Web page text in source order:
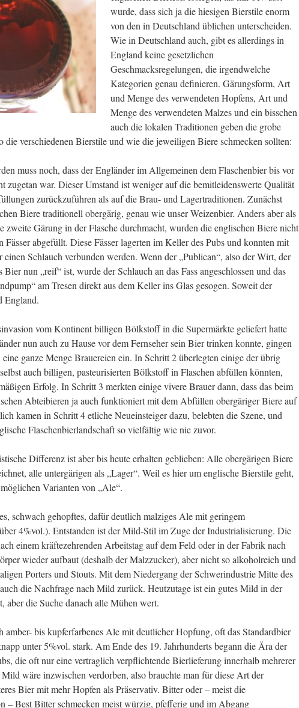
wurde, dass sich ja die hiesigen Bierstile enorm
von den in Deutschland üblichen unterscheiden.
Wie in Deutschland auch, gibt es allerdings in
England keine gesetzlichen
Geschmacksregelungen, die irgendwelche
Kategorien genau definieren. Gärungsform, Art
und Menge des verwendeten Hopfens, Art und
Menge des verwendeten Malzes und ein bisschen
auch die lokalen Traditionen geben die grobe
die verschiedenen Bierstile und wie die jeweiligen Biere schmecken sollten:
muss noch, dass der Engländer im Allgemeinen dem Flaschenbier bis vor
zugetan war. Dieser Umstand ist weniger auf die bemitleidenswerte Qualität
zurückzuführen als auf die Brau- und Lagertraditionen. Zunächst
Biere traditionell obergärig, genau wie unser Weizenbier. Anders aber als
zweite Gärung in der Flasche durchmacht, wurden die englischen Biere nicht
Fässer abgefüllt. Diese Fässer lagerten im Keller des Pubs und konnten mit
einen Schlauch verbunden werden. Wenn der „Publican“, also der Wirt, der
Bier nun „reif“ ist, wurde der Schlauch an das Fass angeschlossen und das
am Tresen direkt aus dem Keller ins Glas gesogen. Soweit der
England.
vom Kontinent billigen Bölkstoff in die Supermärkte geliefert hatte
nun auch zu Hause vor dem Fernseher sein Bier trinken konnte, gingen
ganze Menge Brauereien ein. In Schritt 2 überlegten einige der übrig
auch billigen, pasteurisierten Bölkstoff in Flaschen abfüllen könnten,
Erfolg. In Schritt 3 merkten einige vivere Brauer dann, dass das beim
Abteibieren ja auch funktioniert mit dem Abfüllen obergäriger Biere auf
kamen in Schritt 4 etliche Neueinsteiger dazu, belebten die Szene, und
Flaschenbierlandschaft so vielfältig wie nie zuvor.
Differenz ist aber bis heute erhalten geblieben: Alle obergärigen Biere
alle untergärigen als „Lager“. Weil es hier um englische Bierstile geht,
Varianten von „Ale“.
schwach gehopftes, dafür deutlich malziges Ale mit geringem
4%vol.). Entstanden ist der Mild-Stil im Zuge der Industrialisierung. Die
einem kräftezehrenden Arbeitstag auf dem Feld oder in der Fabrik nach
wieder aufbaut (deshalb der Malzzucker), aber nicht so alkoholreich und
Porters und Stouts. Mit dem Niedergang der Schwerindustrie Mitte des
die Nachfrage nach Mild zurück. Heutzutage ist ein gutes Mild in der
aber die Suche danach alle Mühen wert.
amber- bis kupferfarbenes Ale mit deutlicher Hopfung, oft das Standardbier
unter 5%vol. stark. Am Ende des 19. Jahrhunderts begann die Ära der
die oft nur eine vertraglich verpflichtende Bierlieferung innerhalb mehrerer
wäre inzwischen verdorben, also brauchte man für diese Art der
Bier mit mehr Hopfen als Präservativ. Bitter oder – meist die
– Best Bitter schmecken meist würzig, pfefferig und im Abgang